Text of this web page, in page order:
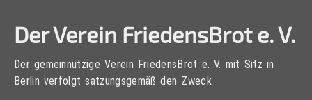
Der Verein FriedensBrot e. V.
Der gemeinnützige Verein FriedensBrot e. V. mit Sitz in
Berlin verfolgt satzungsgemäß den Zweck